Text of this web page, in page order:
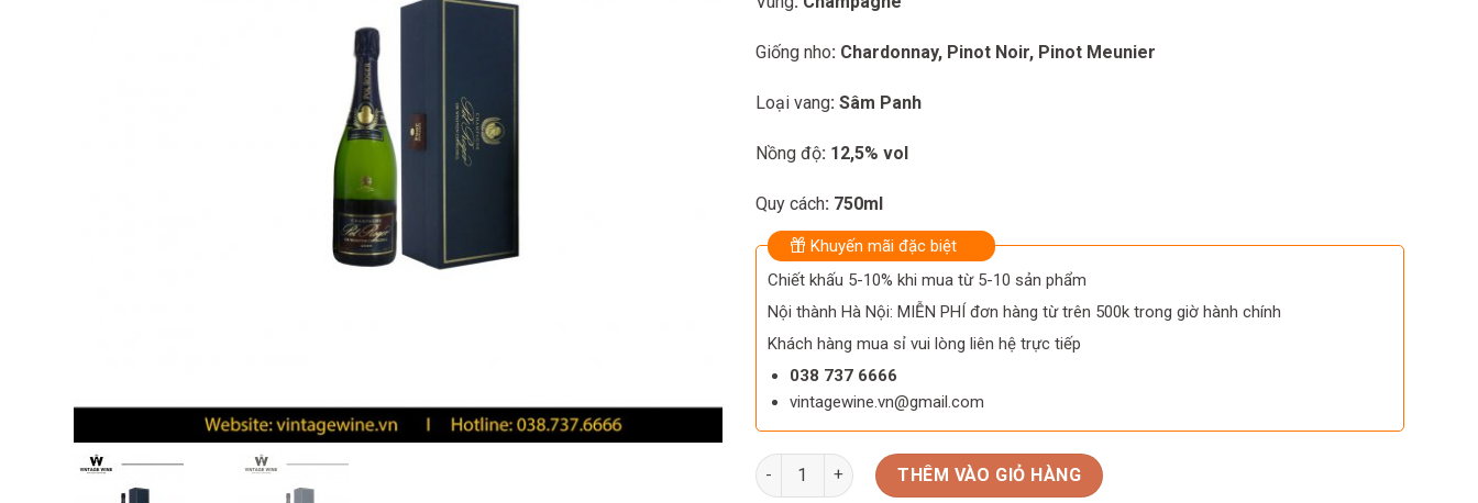
Giống nho: Chardonnay, Pinot Noir, Pinot Meunier
Loại vang: Sâm Panh
Nồng độ: 12,5% vol
Quy cách: 750ml
Khuyến mãi đặc biệt
Chiết khấu 5-10% khi mua từ 5-10 sản phẩm
Nội thành Hà Nội: MIỄN PHÍ đơn hàng từ trên 500k trong giờ hành chính
Khách hàng mua sỉ vui lòng liên hệ trực tiếp
038 737 6666
vintagewine.vn@gmail.com
Rượu Vang Champagne Pol Roger Sir Winston Churchill số lượng
THÊM VÀO GIỎ HÀNG